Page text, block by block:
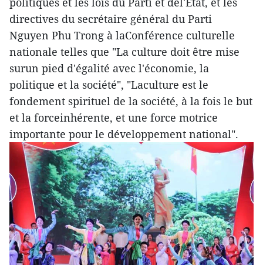
directives du secrétaire général du Parti
Nguyen Phu Trong à laConférence culturelle
nationale telles que "La culture doit être mise
surun pied d'égalité avec l'économie, la
politique et la société", "Laculture est le
fondement spirituel de la société, à la fois le but
et la forceinhérente, et une force motrice
importante pour le développement national".